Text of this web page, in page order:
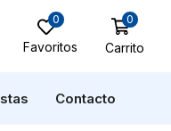
0
Favoritos
0
Carrito
Contacto